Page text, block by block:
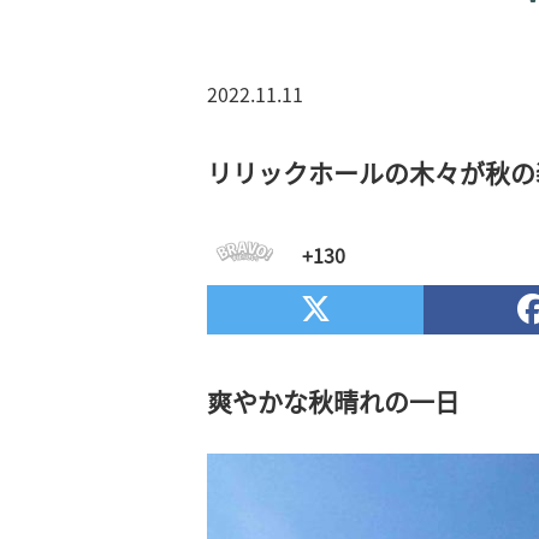
2022.11.11
リリックホールの木々が秋
+130
爽やかな秋晴れの一日